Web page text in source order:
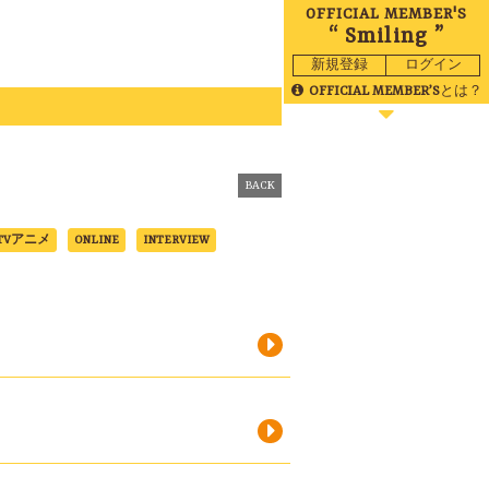
OFFICIAL MEMBER'S
“ Smiling ”
新規登録 ログイン
OFFICIAL MEMBER’Sとは？
BACK
アニメ ONLINE INTERVIEW